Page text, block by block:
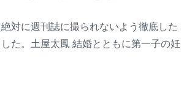
対に週刊誌に撮られないよう徹底した
た。土屋太鳳 結婚とともに第一子の妊